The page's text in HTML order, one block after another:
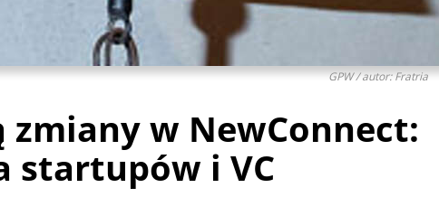
GPW / autor: Fratria
zmiany w NewConnect:
startupów i VC